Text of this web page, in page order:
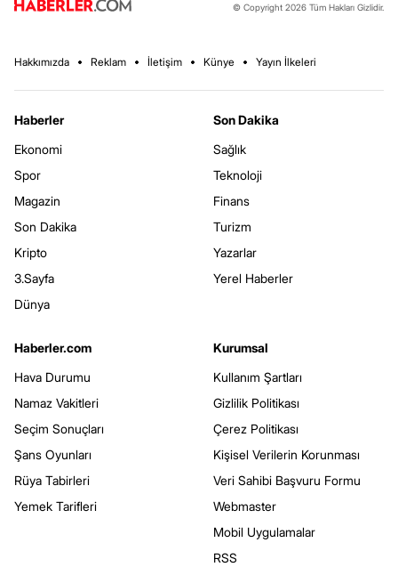
© Copyright 2026 Tüm Hakları Gizlidir.
Hakkımızda Reklam İletişim Künye Yayın İlkeleri
Haberler
Ekonomi
Spor
Magazin
Son Dakika
Kripto
3.Sayfa
Dünya
Son Dakika
Sağlık
Teknoloji
Finans
Turizm
Yazarlar
Yerel Haberler
Haberler.com
Hava Durumu
Namaz Vakitleri
Seçim Sonuçları
Şans Oyunları
Rüya Tabirleri
Yemek Tarifleri
Kurumsal
Kullanım Şartları
Gizlilik Politikası
Çerez Politikası
Kişisel Verilerin Korunması
Veri Sahibi Başvuru Formu
Webmaster
Mobil Uygulamalar
RSS